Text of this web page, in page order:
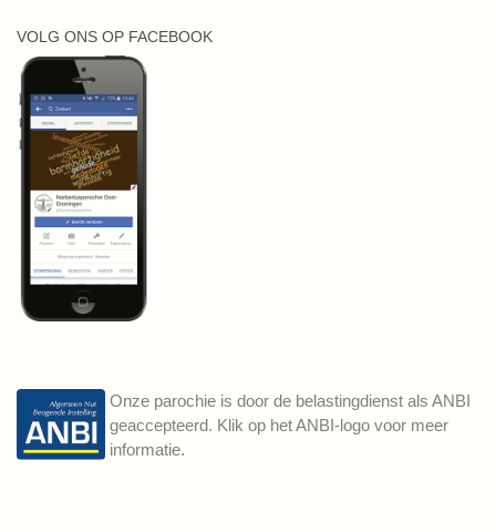
VOLG ONS OP FACEBOOK
Onze parochie is door de belastingdienst als ANBI
geaccepteerd. Klik op het ANBI-logo voor meer
informatie.